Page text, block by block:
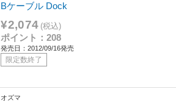
Bケーブル Dock
¥2,074 (税込)
ポイント：208
発売日：2012/09/16発売
限定数終了
オズマ